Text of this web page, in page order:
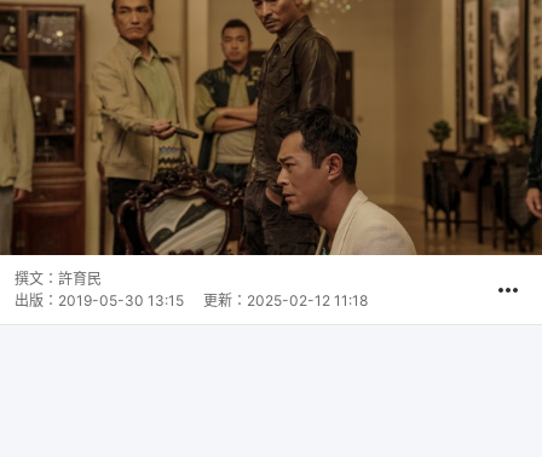
撰文： 許育民
出版： 2019-05-30 13:15 更新： 2025-02-12 11:18